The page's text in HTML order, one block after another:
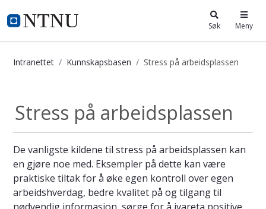
i.ntnu.no Søk Meny
Intranettet Kunnskapsbasen Stress på arbeidsplassen
Stress på arbeidsplassen
De vanligste kildene til stress på arbeidsplassen kan
en gjøre noe med. Eksempler på dette kan være
praktiske tiltak for å øke egen kontroll over egen
arbeidshverdag, bedre kvalitet på og tilgang til
nødvendig informasjon, sørge for å ivareta positive